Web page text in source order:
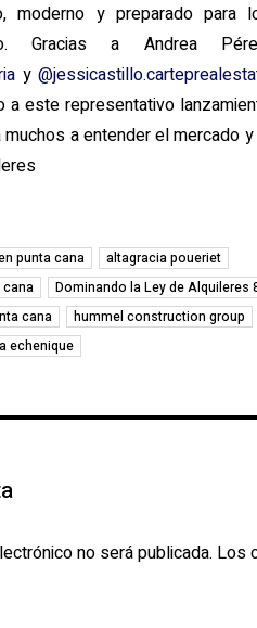
moderno y preparado para
Gracias a Andrea
y
a este representativo
a entender el mercado
punta cana
altagracia poueriet
cana
Dominando la Ley de Alquileres
cana
hummel construction group
echenique
no será publicada. Los